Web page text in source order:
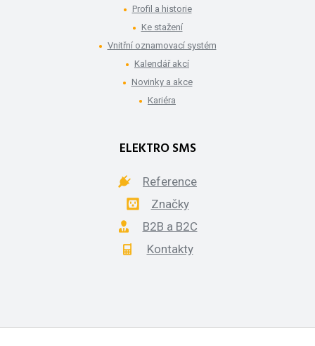
Profil a historie
Ke stažení
Vnitřní oznamovací systém
Kalendář akcí
Novinky a akce
Kariéra
ELEKTRO SMS
Reference
Značky
B2B a B2C
Kontakty